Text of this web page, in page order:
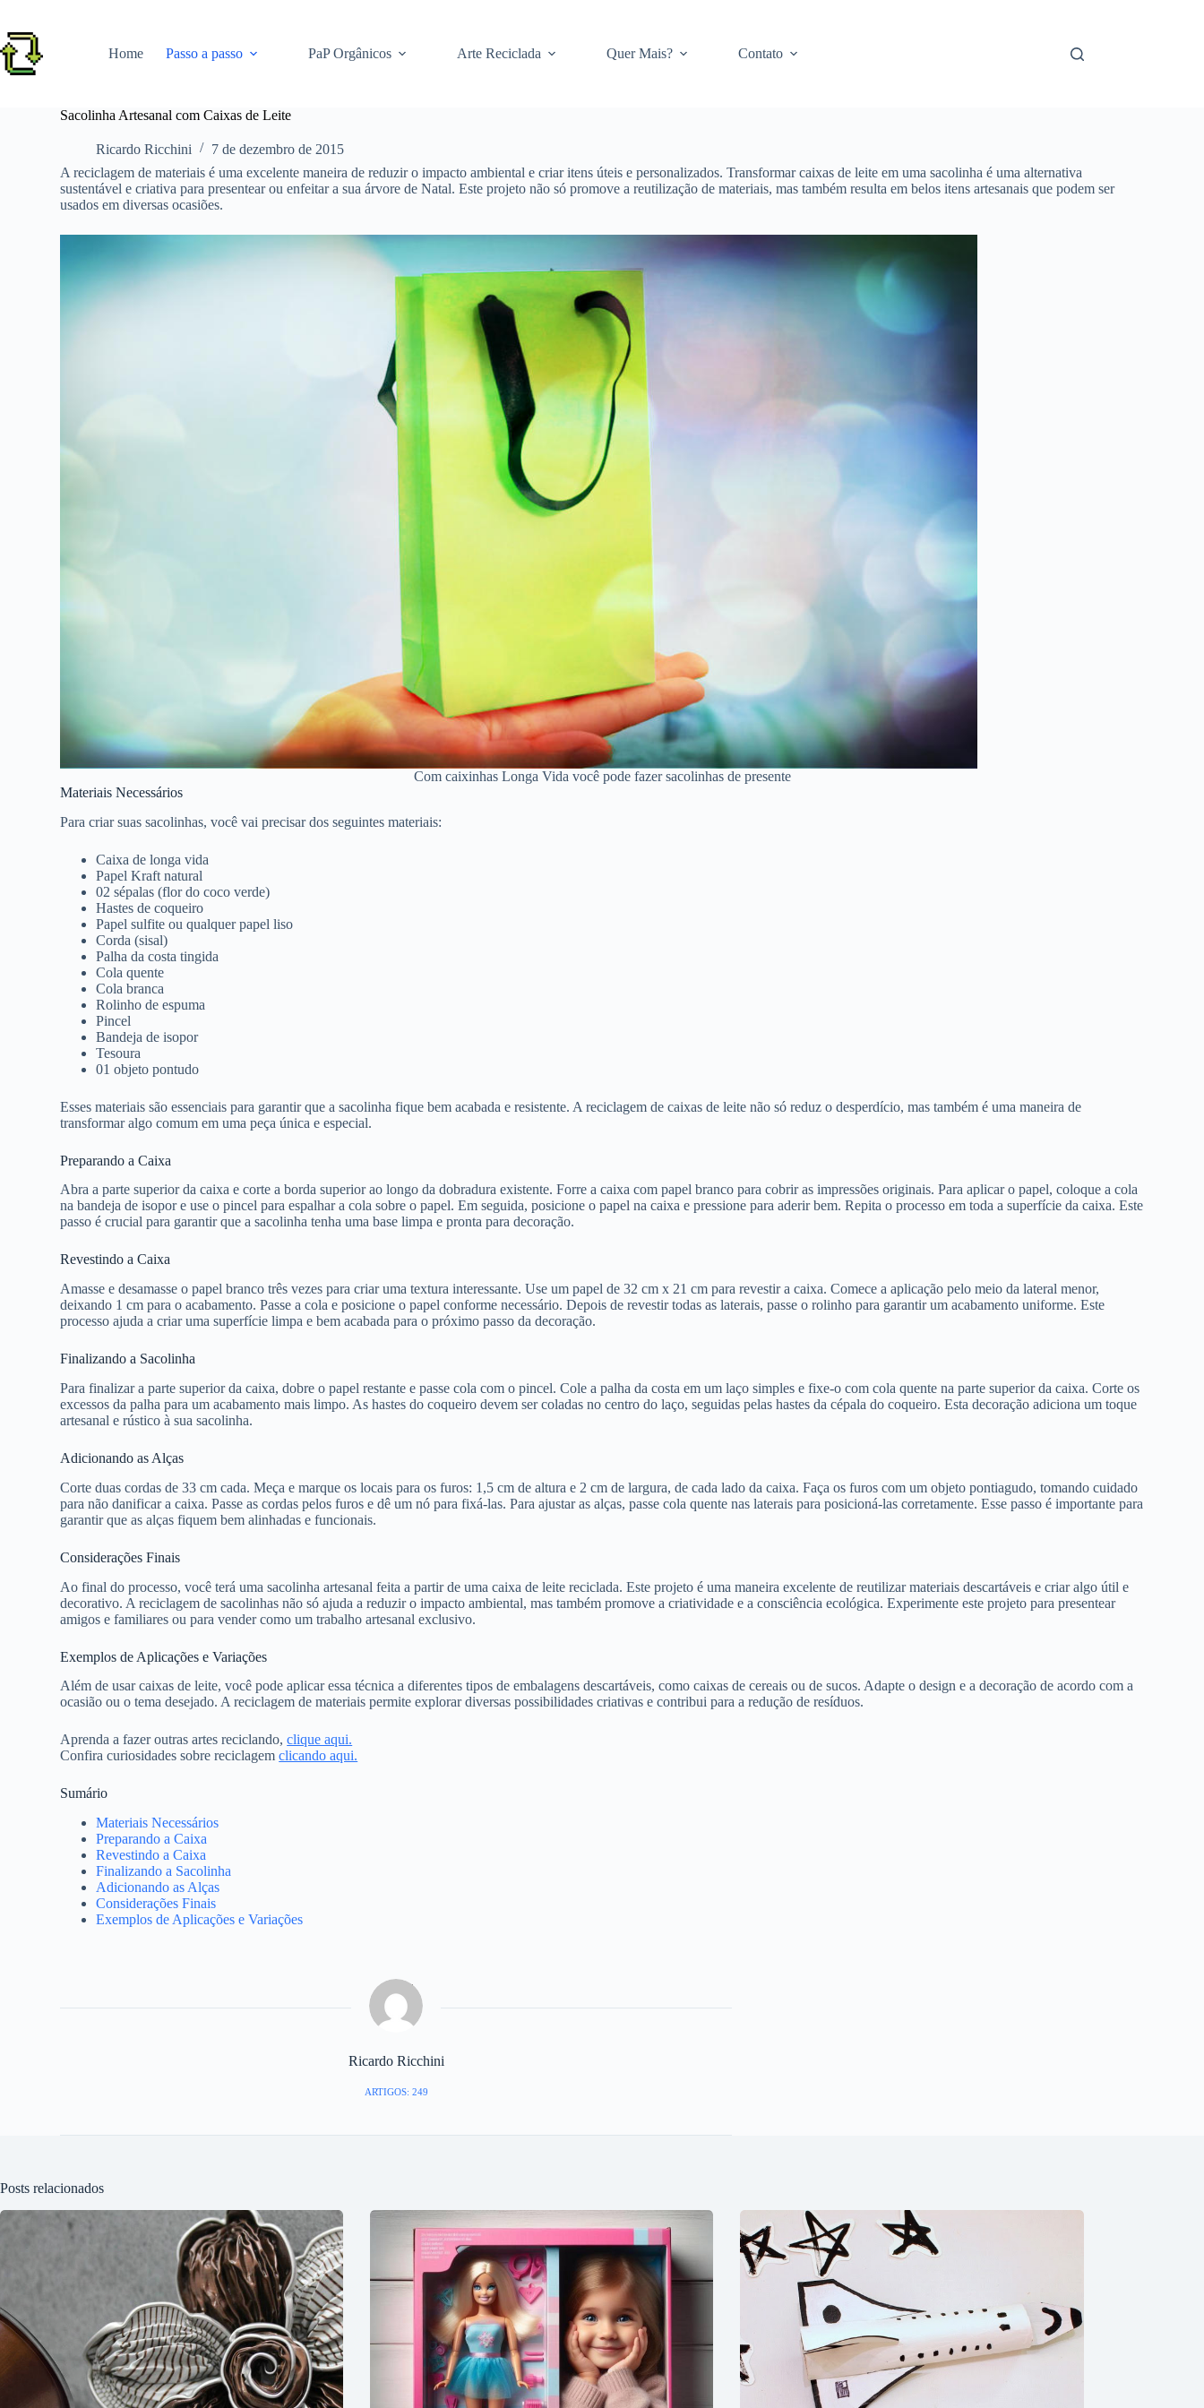
conteúdo
Home Passo a passo PaP Orgânicos Arte Reciclada Quer Mais? Contato
Sacolinha Artesanal com Caixas de Leite
Ricardo Ricchini
7 de dezembro de 2015
A reciclagem de materiais é uma excelente maneira de reduzir o impacto ambiental e criar itens úteis e personalizados. Transformar caixas de leite em uma sacolinha é uma alternativa
sustentável e criativa para presentear ou enfeitar a sua árvore de Natal. Este projeto não só promove a reutilização de materiais, mas também resulta em belos itens artesanais que podem ser
usados em diversas ocasiões.
Com caixinhas Longa Vida você pode fazer sacolinhas de presente
Materiais Necessários
Para criar suas sacolinhas, você vai precisar dos seguintes materiais:
Caixa de longa vida
Papel Kraft natural
02 sépalas (flor do coco verde)
Hastes de coqueiro
Papel sulfite ou qualquer papel liso
Corda (sisal)
Palha da costa tingida
Cola quente
Cola branca
Rolinho de espuma
Pincel
Bandeja de isopor
Tesoura
01 objeto pontudo
Esses materiais são essenciais para garantir que a sacolinha fique bem acabada e resistente. A reciclagem de caixas de leite não só reduz o desperdício, mas também é uma maneira de
transformar algo comum em uma peça única e especial.
Preparando a Caixa
Abra a parte superior da caixa e corte a borda superior ao longo da dobradura existente. Forre a caixa com papel branco para cobrir as impressões originais. Para aplicar o papel, coloque a cola
na bandeja de isopor e use o pincel para espalhar a cola sobre o papel. Em seguida, posicione o papel na caixa e pressione para aderir bem. Repita o processo em toda a superfície da caixa. Este
passo é crucial para garantir que a sacolinha tenha uma base limpa e pronta para decoração.
Revestindo a Caixa
Amasse e desamasse o papel branco três vezes para criar uma textura interessante. Use um papel de 32 cm x 21 cm para revestir a caixa. Comece a aplicação pelo meio da lateral menor,
deixando 1 cm para o acabamento. Passe a cola e posicione o papel conforme necessário. Depois de revestir todas as laterais, passe o rolinho para garantir um acabamento uniforme. Este
processo ajuda a criar uma superfície limpa e bem acabada para o próximo passo da decoração.
Finalizando a Sacolinha
Para finalizar a parte superior da caixa, dobre o papel restante e passe cola com o pincel. Cole a palha da costa em um laço simples e fixe-o com cola quente na parte superior da caixa. Corte os
excessos da palha para um acabamento mais limpo. As hastes do coqueiro devem ser coladas no centro do laço, seguidas pelas hastes da cépala do coqueiro. Esta decoração adiciona um toque
artesanal e rústico à sua sacolinha.
Adicionando as Alças
Corte duas cordas de 33 cm cada. Meça e marque os locais para os furos: 1,5 cm de altura e 2 cm de largura, de cada lado da caixa. Faça os furos com um objeto pontiagudo, tomando cuidado
para não danificar a caixa. Passe as cordas pelos furos e dê um nó para fixá-las. Para ajustar as alças, passe cola quente nas laterais para posicioná-las corretamente. Esse passo é importante para
garantir que as alças fiquem bem alinhadas e funcionais.
Considerações Finais
Ao final do processo, você terá uma sacolinha artesanal feita a partir de uma caixa de leite reciclada. Este projeto é uma maneira excelente de reutilizar materiais descartáveis e criar algo útil e
decorativo. A reciclagem de sacolinhas não só ajuda a reduzir o impacto ambiental, mas também promove a criatividade e a consciência ecológica. Experimente este projeto para presentear
amigos e familiares ou para vender como um trabalho artesanal exclusivo.
Exemplos de Aplicações e Variações
Além de usar caixas de leite, você pode aplicar essa técnica a diferentes tipos de embalagens descartáveis, como caixas de cereais ou de sucos. Adapte o design e a decoração de acordo com a
ocasião ou o tema desejado. A reciclagem de materiais permite explorar diversas possibilidades criativas e contribui para a redução de resíduos.
Aprenda a fazer outras artes reciclando,clique aqui.
Confira curiosidades sobre reciclagemclicando aqui.
Sumário
Materiais Necessários
Preparando a Caixa
Revestindo a Caixa
Finalizando a Sacolinha
Adicionando as Alças
Considerações Finais
Exemplos de Aplicações e Variações
Ricardo Ricchini
ARTIGOS: 249
Posts relacionados